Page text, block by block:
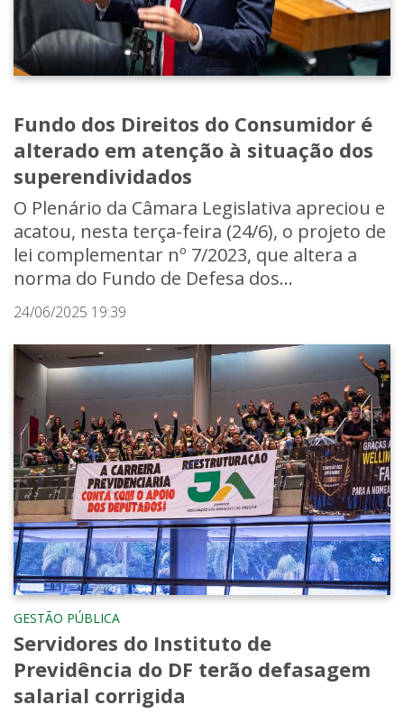
Fundo dos Direitos do Consumidor é
alterado em atenção à situação dos
superendividados
O Plenário da Câmara Legislativa apreciou e
acatou, nesta terça-feira (24/6), o projeto de
lei complementar nº 7/2023, que altera a
norma do Fundo de Defesa dos...
24/06/2025 19:39
GESTÃO PÚBLICA
Servidores do Instituto de
Previdência do DF terão defasagem
salarial corrigida